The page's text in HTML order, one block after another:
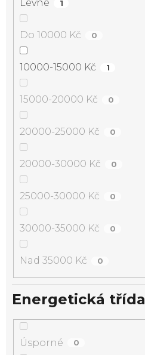
Levné 1
Do 10000 Kč 0
10000-15000 Kč 1
15000-20000 Kč 0
20000-25000 Kč 0
20000-30000 Kč 0
25000-30000 Kč 0
30000-35000 Kč 0
Nad 35000 Kč 0
Energetická třída
Úsporné 0